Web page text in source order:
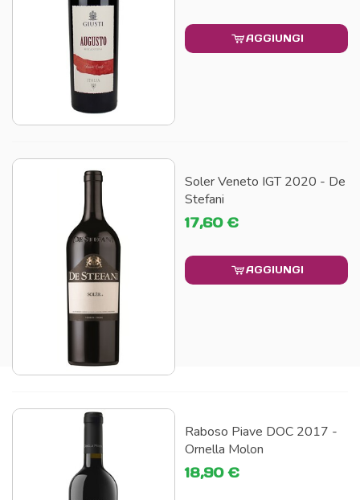
AGGIUNGI
Soler Veneto IGT 2020 - De
Stefani
17,60 €
AGGIUNGI
Raboso Piave DOC 2017 -
Ornella Molon
18,90 €